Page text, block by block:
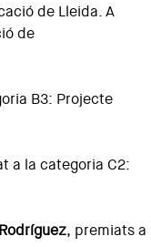
de Lleida. A
de
B3: Projecte
a la categoria C2:
, premiats a